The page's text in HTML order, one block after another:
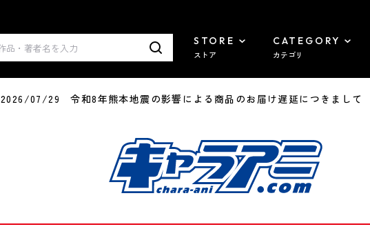
STORE
ストア
CATEGORY
カテゴリ
2026/07/29 令和8年熊本地震の影響による商品のお届け遅延につきまして